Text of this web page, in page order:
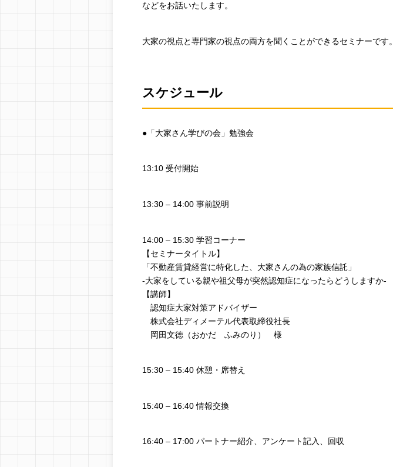
などをお話いたします。
大家の視点と専門家の視点の両方を聞くことができるセミナーです。
スケジュール
●「大家さん学びの会」勉強会
13:10 受付開始
13:30 – 14:00 事前説明
14:00 – 15:30 学習コーナー
【セミナータイトル】
「不動産賃貸経営に特化した、大家さんの為の家族信託」
-大家をしている親や祖父母が突然認知症になったらどうしますか-
【講師】
認知症大家対策アドバイザー
株式会社ディメーテル代表取締役社長
岡田文徳（おかだ ふみのり） 様
15:30 – 15:40 休憩・席替え
15:40 – 16:40 情報交換
16:40 – 17:00 パートナー紹介、アンケート記入、回収